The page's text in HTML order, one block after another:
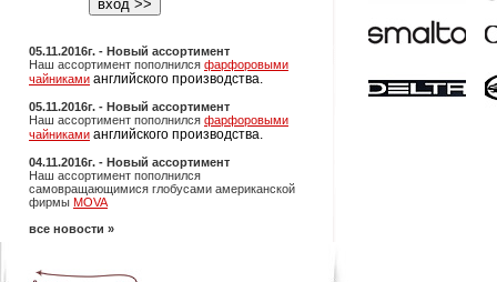
05.11.2016г. - Новый ассортимент
Наш ассортимент пополнился фарфоровыми
чайниками английского производства.
05.11.2016г. - Новый ассортимент
Наш ассортимент пополнился фарфоровыми
чайниками английского производства.
04.11.2016г. - Новый ассортимент
Наш ассортимент пополнился
самовращающимися глобусами американской
фирмы MOVA
все новости »